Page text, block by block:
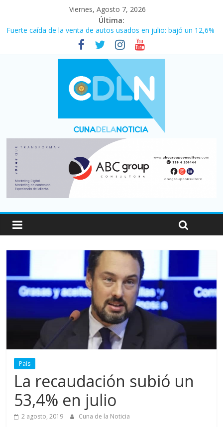
Viernes, Agosto 7, 2026
Última:
Fuerte caída de la venta de autos usados en julio: bajó un 12,6%
Central venció 1 a 0 al River de Coudet en el Monumental
La morosidad alcanzó su nivel más alto en dos décadas y ya
afecta a 400 mil deudores en Santa Fe
Desde que asumió Milei cerraron 41.000 kioscos: el sector
denuncia crisis como en 2001
Vacaciones de invierno con más movimiento y consumo
turístico: 4,6 millones de personas viajaron por el país, un 5,9%
País
La recaudación subió un
53,4% en julio
2 agosto, 2019 Cuna de la Noticia